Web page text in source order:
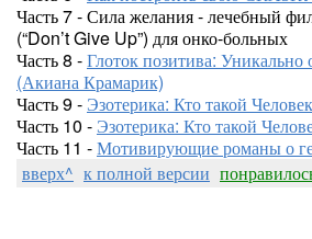
Часть 7 - Сила желания - лечебный
(“Don’t Give Up”) для онко-больных
Часть 8 -Глоток позитива:
(Акиана Крамарик)
Часть 9 - Эзотерика: Кто такой
Часть 10 - Эзотерика: Кто такой
Часть 11 -Мотивирующие романы о
вверх^ к полной версии